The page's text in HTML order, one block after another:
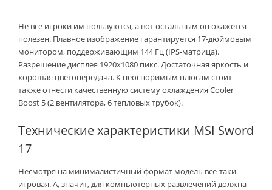
Не все игроки им пользуются, а вот остальным он окажется
полезен. Плавное изображение гарантируется 17-дюймовым
монитором, поддерживающим 144 Гц (IPS-матрица).
Разрешение дисплея 1920x1080 пикс. Достаточная яркость и
хорошая цветопередача. К неоспоримым плюсам стоит
также отнести качественную систему охлаждения Cooler
Boost 5 (2 вентилятора, 6 тепловых трубок).
Технические характеристики MSI Sword
17
Несмотря на минималистичный формат модель все-таки
игровая. А, значит, для компьютерных развлечений должна